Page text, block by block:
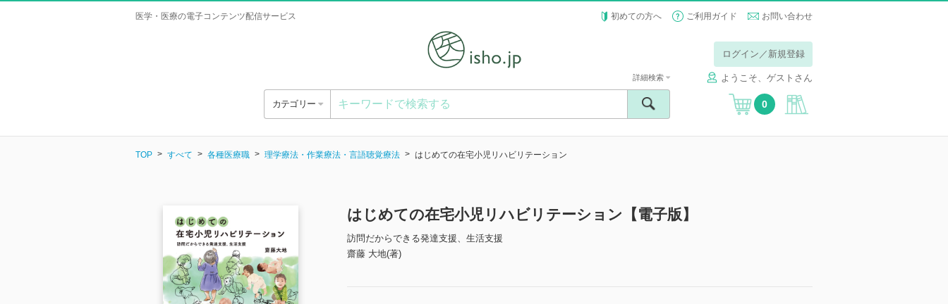
医学・医療の電子コンテンツ配信サービス 初めての方へ ご利用ガイド お問い合わせ
ログイン／新規登録
ようこそ、ゲストさん
カテゴリー
詳細検索
0
TOP すべて 各種医療職 理学療法・作業療法・言語聴覚療法 はじめての在宅小児リハビリテーション
はじめての在宅小児リハビリテーション【電子版】
訪問だからできる発達支援、生活支援
齋藤 大地(著)